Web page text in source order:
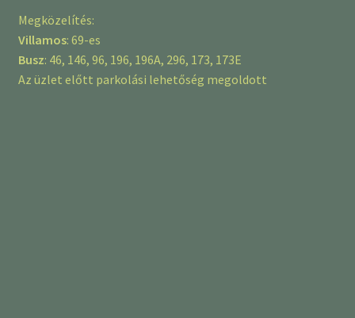
Megközelítés:
Villamos: 69-es
Busz: 46, 146, 96, 196, 196A, 296, 173, 173E
Az üzlet előtt parkolási lehetőség megoldott